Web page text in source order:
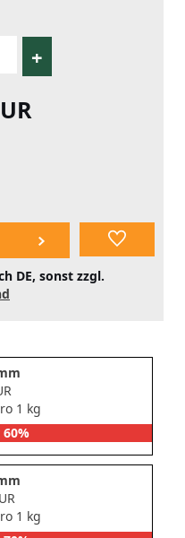
+
DE, sonst zzgl.
1 kg
1 kg